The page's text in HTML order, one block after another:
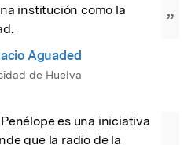
institución como la
”
Aguaded
de Huelva
es una iniciativa
que la radio de la